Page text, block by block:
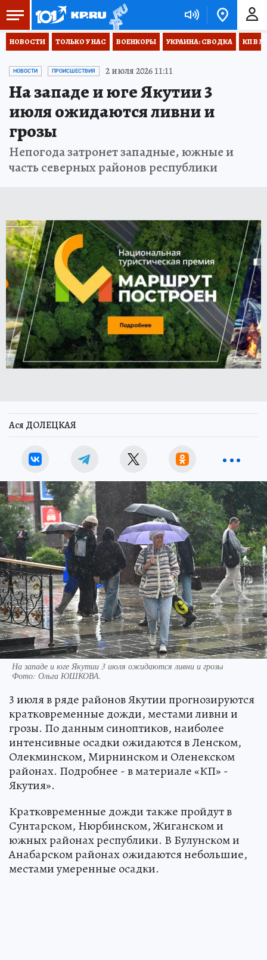
НОВОСТИ ТОЛЬКО У НАС ВОЕНКОРЫ УКРАИНА: СВОДКА КП В
НОВОСТИ ПРОИСШЕСТВИЯ 2 июля 2026 11:11
На западе и юге Якутии 3
июля ожидаются ливни и
грозы
Непогода затронет западные, южные и
часть северных районов республики
Ася ДОЛЕЦКАЯ
На западе и юге Якутии 3 июля ожидаются ливни и грозы
Фото: Ольга ЮШКОВА.
3 июля в ряде районов Якутии прогнозируются
кратковременные дожди, местами ливни и
грозы. По данным синоптиков, наиболее
интенсивные осадки ожидаются в Ленском,
Олекминском, Мирнинском и Оленекском
районах. Подробнее - в материале «КП» -
Якутия».
Кратковременные дожди также пройдут в
Сунтарском, Нюрбинском, Жиганском и
южных районах республики. В Булунском и
Анабарском районах ожидаются небольшие,
местами умеренные осадки.